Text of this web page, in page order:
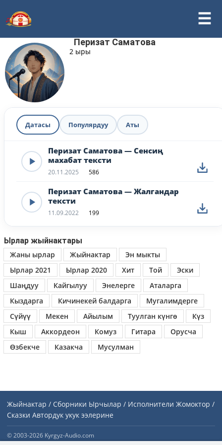
Перизат Саматова
2 ыры
Датасы Популярдуу Аты
Перизат Саматова — Сенсиң
махабат тексти
20.11.2025 586
Перизат Саматова — Жалгандар
тексти
11.09.2022 199
Ырлар жыйнактары
Жаны ырлар
Жыйнактар
Эн мыкты
Ырлар 2021
Ырлар 2020 Хит Той
Эски
Шаңдуу
Кайгылуу Энелерге
Аталарга
Кыздарга
Кичинекей балдарга
Мугалимдерге
Сүйүү
Мекен Айылым Туулган күнгө
Күз
Кыш
Аккордеон Комуз Гитара
Орусча
Өзбекче
Казакча Мусулман
Жыйнактар / Сборники Ырчылар / Исполнители Жомоктор /
Сказки Автордук укук ээлерине
© 2003-2026 Kyrgyz-Audio.com